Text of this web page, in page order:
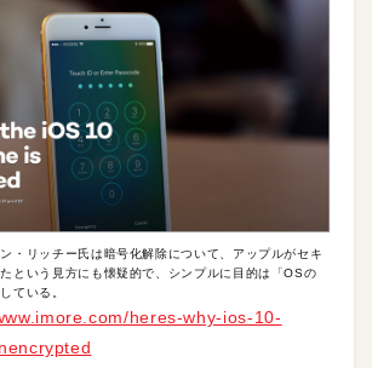
・リッチー氏は暗号化解除について、アップルがセキ
という見方にも懐疑的で、シンプルに目的は「OSの
ている。
heres-why-ios-10-